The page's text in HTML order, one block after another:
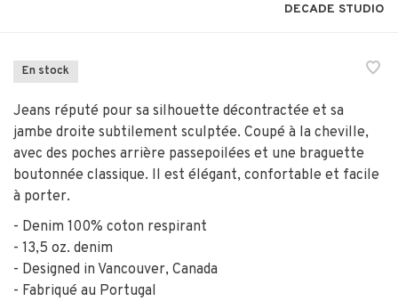
DECADE STUDIO
En stock
Jeans réputé pour sa silhouette décontractée et sa
jambe droite subtilement sculptée. Coupé à la cheville,
avec des poches arrière passepoilées et une braguette
boutonnée classique. Il est élégant, confortable et facile
à porter.
- Denim 100% coton respirant
- 13,5 oz. denim
- Designed in Vancouver, Canada
- Fabriqué au Portugal